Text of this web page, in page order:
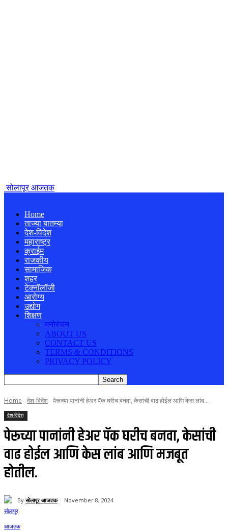
सोलापूर आजतक
Home
ताज्या बातम्या
देश-विदेश
महाराष्ट्र
क्राईम
राजकीय
सामाजिक
शहर
टेक्नॉलॉजी
आरोग्य
उद्योग
शिक्षण
मनोरंजन
ABOUT US
CONTACT US
TERMS & CONDITIONS
PRIVACY POLICY
Home देश-विदेश पेरूच्या पानांनी हेअर पॅक घरीच बनवा, केसांची वाढ होईल आणि केस लांब...
देश-विदेश
पेरूच्या पानांनी हेअर पॅक घरीच बनवा, केसांची
वाढ होईल आणि केस लांब आणि मजबूत
होतील.
By सोलापूर आजतक November 8, 2024